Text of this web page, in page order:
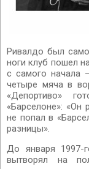
Ривалдо был
ноги клуб пошел
с самого начала
четыре мяча в
«Депортиво»
«Барселоне»: «Он
не попал в
разницы».
До января 1997-
вытворял на